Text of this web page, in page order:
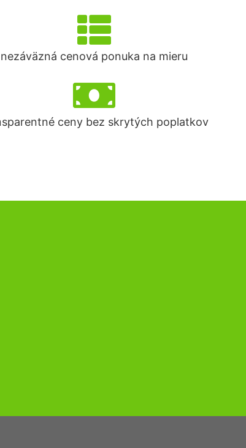
nezáväzná cenová ponuka na mieru
ceny bez skrytých poplatkov